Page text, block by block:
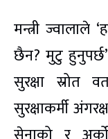
मन्त्री ज्वालाले
छैन? मुटु
सुरक्षा स्रोत
सुरक्षाकर्मी